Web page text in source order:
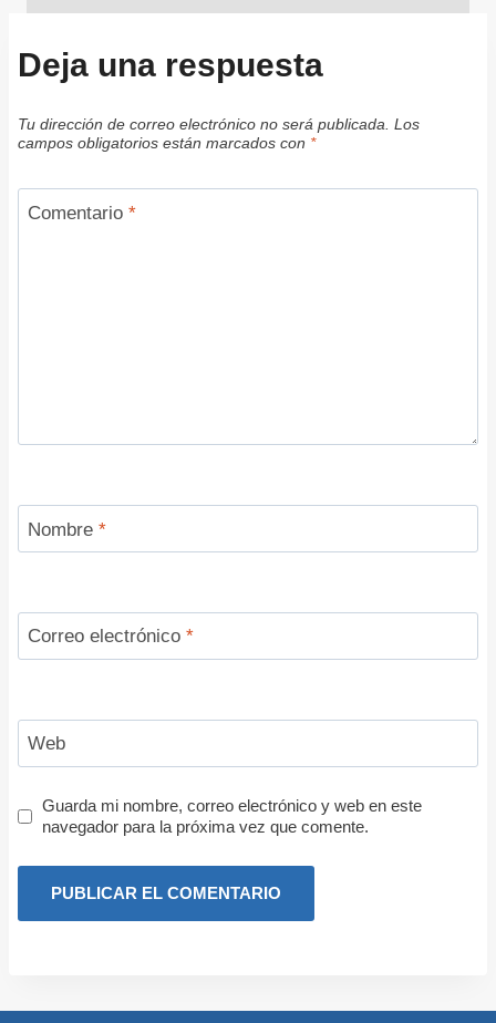
Deja una respuesta
Tu dirección de correo electrónico no será publicada. Los
campos obligatorios están marcados con *
Comentario *
Nombre *
Correo electrónico *
Web
Guarda mi nombre, correo electrónico y web en este
navegador para la próxima vez que comente.